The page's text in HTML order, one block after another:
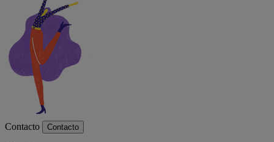
Contacto Contacto